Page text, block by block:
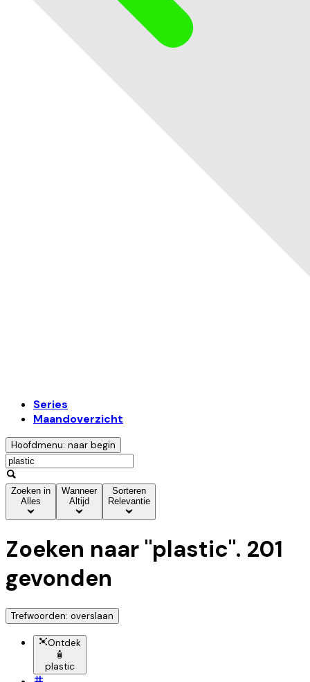
Series
Maandoverzicht
Hoofdmenu: naar begin
Zoeken in
Alles
Wanneer
Altijd
Sorteren
Relevantie
Zoeken naar "plastic". 201
gevonden
Trefwoorden: overslaan
Ontdek
🧴
plastic